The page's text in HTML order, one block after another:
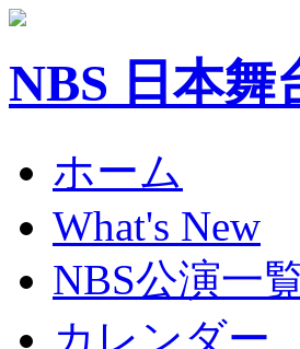
NBS 日本舞
ホーム
What's New
NBS公演一
カレンダー